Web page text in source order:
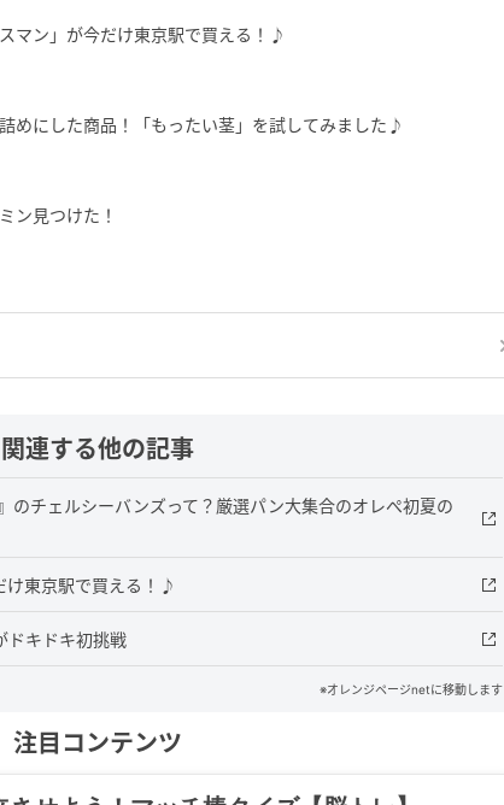
マン」が今だけ東京駅で買える！♪
めにした商品！「もったい茎」を試してみました♪
ン見つけた！
関連する他の記事
のチェルシーバンズって？厳選パン大集合のオレぺ初夏の
け東京駅で買える！♪
ドキドキ初挑戦
※オレンジページnetに移動します
注目コンテンツ